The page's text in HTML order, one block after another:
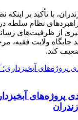
با تأکید بر اینکه
نظام سلطه
از ظرفیت‌های
جایگاه ولایت فقیه،
کند.
۳۰ درصدی پروژه‌های